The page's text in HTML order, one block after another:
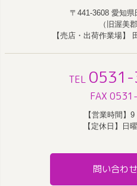
〒441-3608 愛知
（旧渥美
【売店・出荷作業場】
TEL
FAX
【営業時間】
【定休日】日
問い合わ